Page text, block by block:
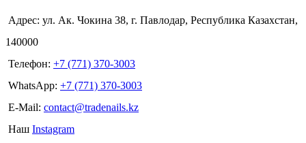
Адрес: ул. Ак. Чокина 38, г. Павлодар, Республика Казахстан,
140000
Телефон: +7 (771) 370-3003
WhatsApp: +7 (771) 370-3003
E-Mail: contact@tradenails.kz
Наш Instagram